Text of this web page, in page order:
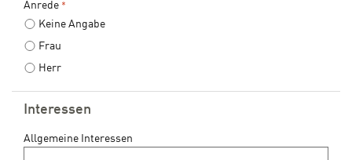
folgendes
Eingabeformat
gefordert:
Anrede *
Keine Angabe
Frau
Herr
Interessen
Allgemeine Interessen